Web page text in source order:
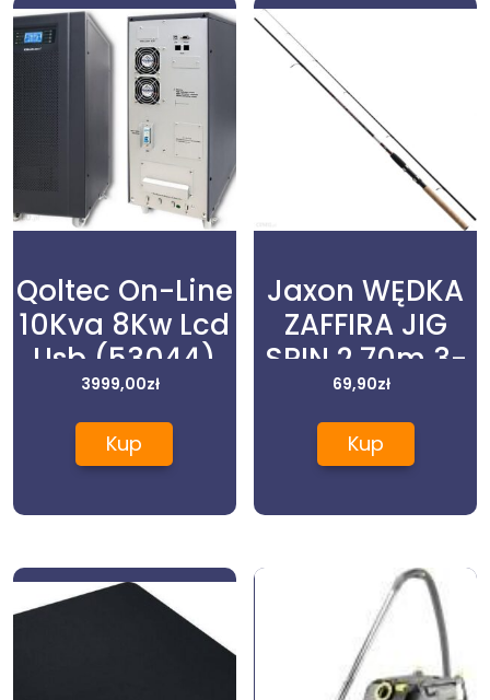
Qoltec On-Line
10Kva 8Kw Lcd
Usb (53044)
3999,00zł
Kup
Jaxon WĘDKA
ZAFFIRA JIG
SPIN 2,70m 3-
15g
(wjzfj27015)
69,90zł
Kup